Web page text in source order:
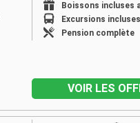
Boissons incluses
Excursions incluses
Pension complète
VOIR LES